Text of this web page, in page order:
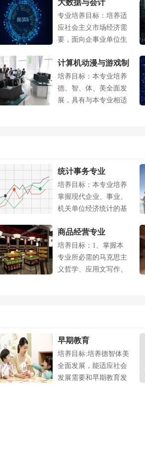
大数据与会计
专业培养目标：培养适
应社会主义市场经济需
要，面向企事业单位生
计算机动漫与游戏制
作专业
培养目标：本专业培养
德、智、体、美全面发
展，具有与本专业相适
统计事务专业
培养目标：本专业培养
掌握现代企业、事业、
机关单位经济统计的基
商品经营专业
培养目标：1、掌握本
专业所必需的马克思主
义哲学、应用文写作、
早期教育
培养目标:培养德智体美
全面发展，能适应社会
发展需要和早期教育发